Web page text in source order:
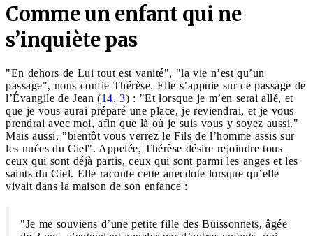
Comme un enfant qui ne
s’inquiète pas
"En dehors de Lui tout est vanité", "la vie n’est qu’un
passage", nous confie Thérèse. Elle s’appuie sur ce passage de
l’Évangile de Jean (14, 3) : "Et lorsque je m’en serai allé, et
que je vous aurai préparé une place, je reviendrai, et je vous
prendrai avec moi, afin que là où je suis vous y soyez aussi."
Mais aussi, "bientôt vous verrez le Fils de l’homme assis sur
les nuées du Ciel". Appelée, Thérèse désire rejoindre tous
ceux qui sont déjà partis, ceux qui sont parmi les anges et les
saints du Ciel. Elle raconte cette anecdote lorsque qu’elle
vivait dans la maison de son enfance :
"Je me souviens d’une petite fille des Buissonnets, âgée